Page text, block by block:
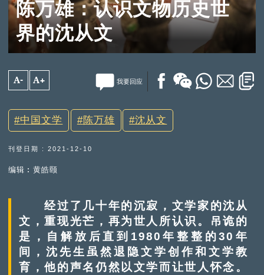
陈万雄：认识文物历史世
界的沈从文
A- A+ 我要回应
中国文学 陈万雄 沈从文
刊登日期 : 2021-12-10
编辑︰黄皓颐
经过了几十年的沉寂，文学家的沈从
文，重现光芒，再为世人所认识。吊诡的
是，自解放后直到1980年整整的30年
间，沈先生虽然退隐文学创作和文学教
育，他的声名仍然以文学而让世人怀念。